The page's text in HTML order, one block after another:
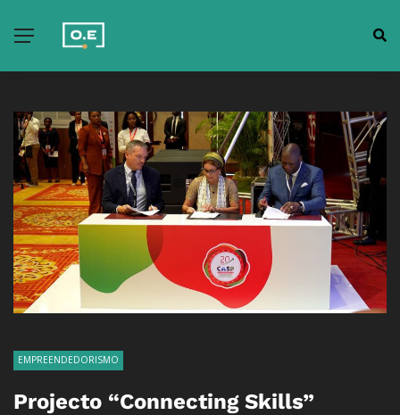
EMPREENDEDORISMO
Projecto “Connecting Skills”